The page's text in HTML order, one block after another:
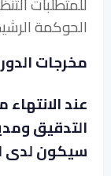
الحوكمة
مخرجات
عند
التدقيق
سيكون لدى